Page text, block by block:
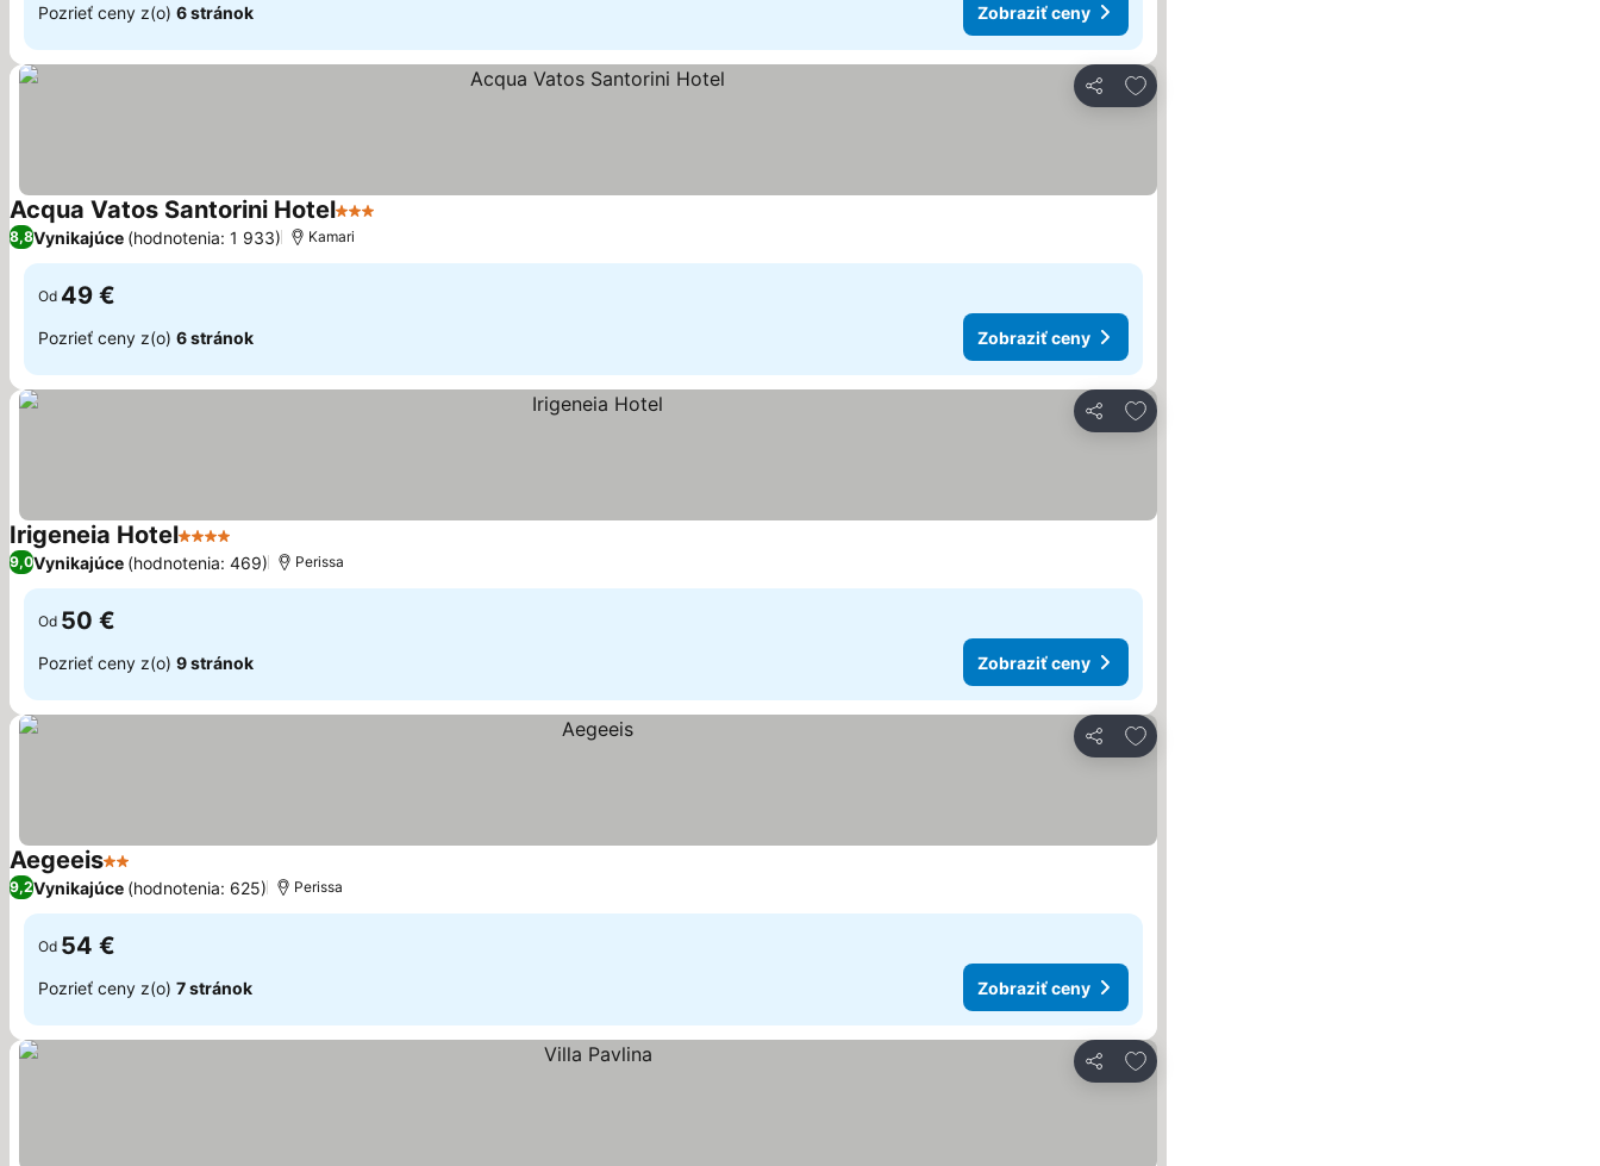
Pozrieť ceny z(o) 6 stránok Zobraziť ceny
Zdieľať
Pridať do obľúbených
Acqua Vatos Santorini Hotel3 Počet hviezdičiek
8,8Vynikajúce (hodnotenia: 1 933) Kamari
Od 49 €
Pozrieť ceny z(o) 6 stránok Zobraziť ceny
Zdieľať
Pridať do obľúbených
Irigeneia Hotel4 Počet hviezdičiek
Zobraziť ceny
9,0Vynikajúce (hodnotenia: 469) Perissa
Od 50 €
Pozrieť ceny z(o) 9 stránok Zobraziť ceny
Zdieľať
Pridať do obľúbených
Aegeeis2 Počet hviezdičiek
9,2Vynikajúce (hodnotenia: 625) Perissa
Od 54 €
Pozrieť ceny z(o) 7 stránok Zobraziť ceny
Zdieľať
Pridať do obľúbených